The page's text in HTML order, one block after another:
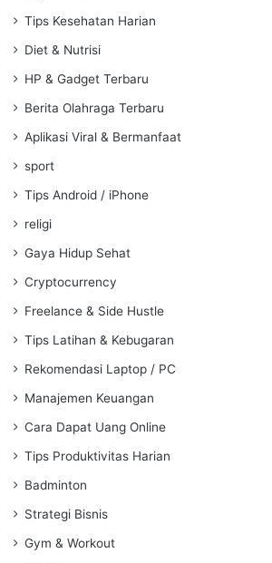
Tips Kesehatan Harian
Diet & Nutrisi
HP & Gadget Terbaru
Berita Olahraga Terbaru
Aplikasi Viral & Bermanfaat
sport
Tips Android / iPhone
religi
Gaya Hidup Sehat
Cryptocurrency
Freelance & Side Hustle
Tips Latihan & Kebugaran
Rekomendasi Laptop / PC
Manajemen Keuangan
Cara Dapat Uang Online
Tips Produktivitas Harian
Badminton
Strategi Bisnis
Gym & Workout